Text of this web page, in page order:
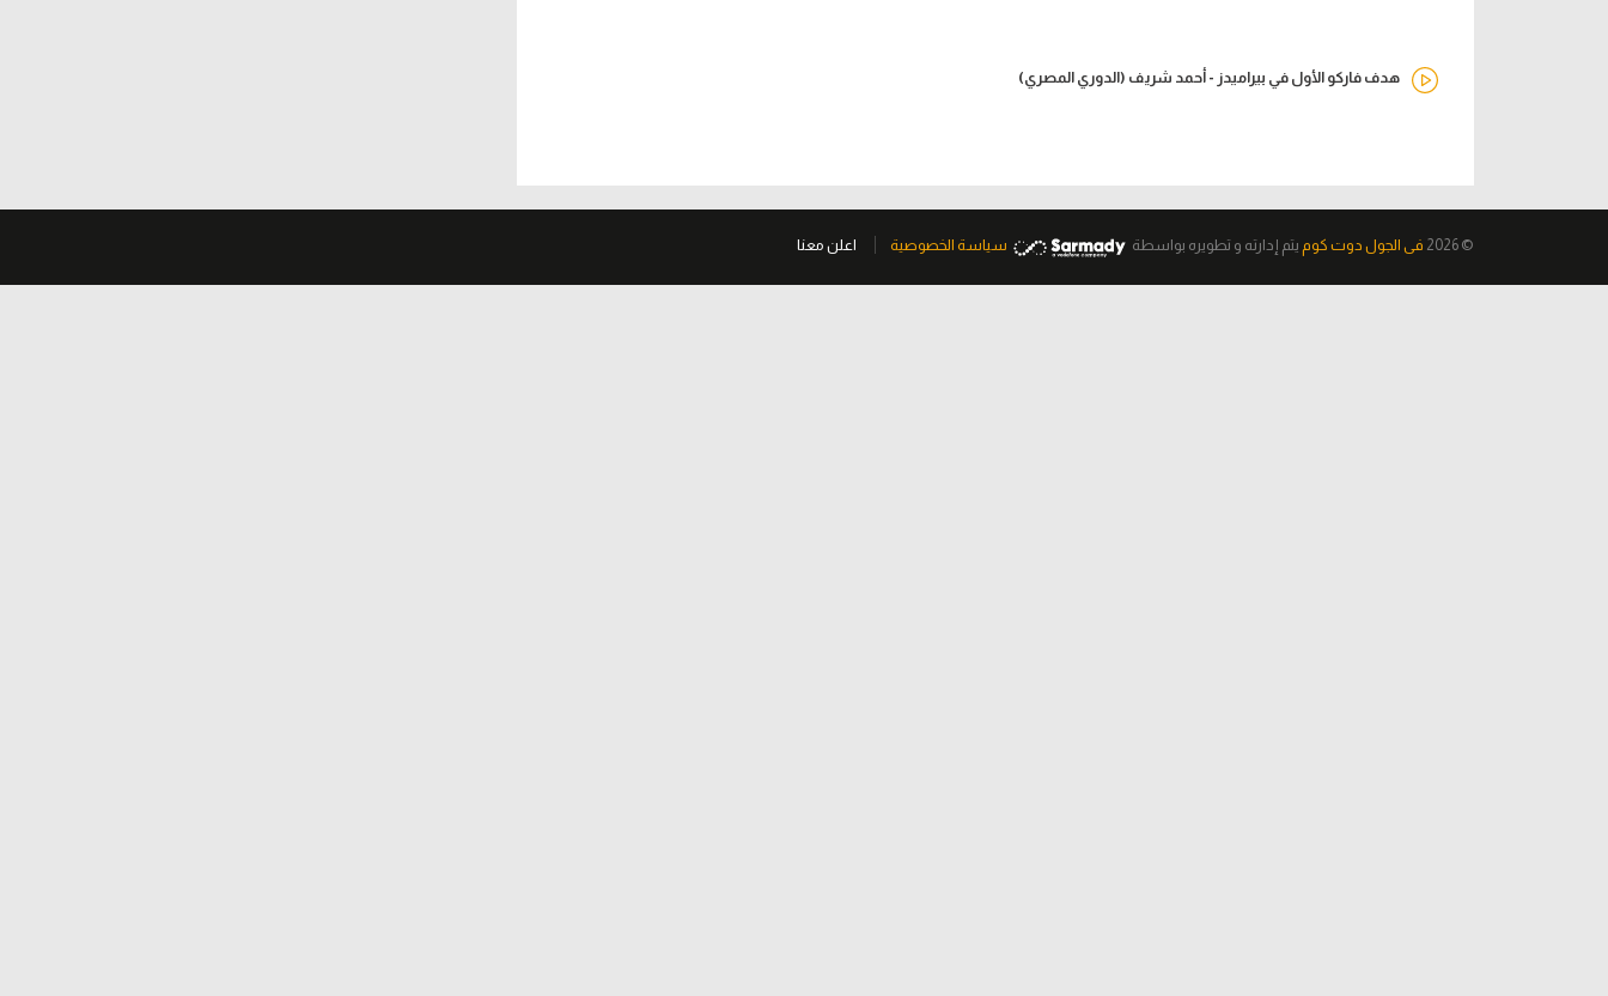
هدف فاركو الأول في بيراميدز - أحمد شريف (الدوري المصري)
© 2026 فى الجول دوت كوم يتم إدارته و تطويره بواسطة سياسة الخصوصية اعلن معنا